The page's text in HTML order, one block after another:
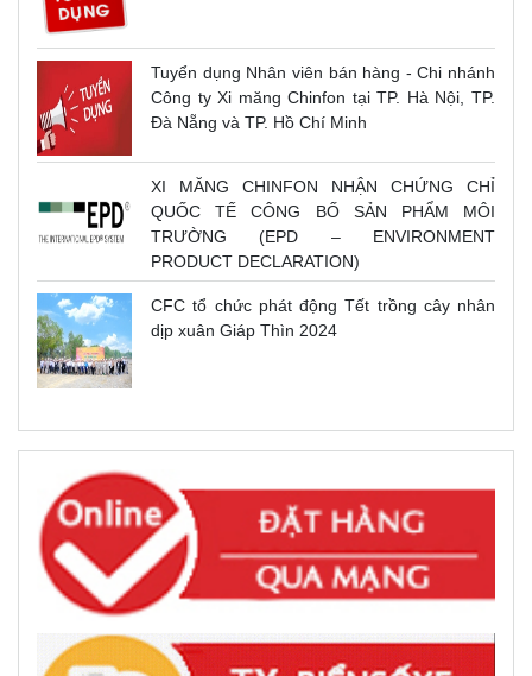
Tuyển dụng Nhân viên bán hàng - Chi nhánh
Công ty Xi măng Chinfon tại TP. Hà Nội, TP.
Đà Nẵng và TP. Hồ Chí Minh
XI MĂNG CHINFON NHẬN CHỨNG CHỈ
QUỐC TẾ CÔNG BỐ SẢN PHẨM MÔI
TRƯỜNG (EPD – ENVIRONMENT
PRODUCT DECLARATION)
CFC tổ chức phát động Tết trồng cây nhân
dịp xuân Giáp Thìn 2024